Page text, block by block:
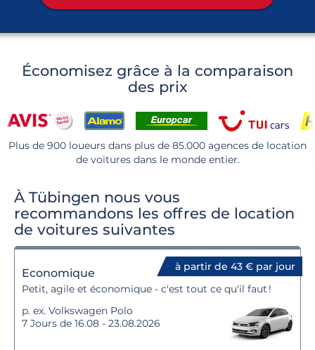
Économisez grâce à la comparaison
des prix
Plus de 900 loueurs dans plus de 85.000 agences de location
de voitures dans le monde entier.
À Tübingen nous vous
recommandons les offres de location
de voitures suivantes
à partir de 43 € par jour
Economique
Petit, agile et économique - c'est tout ce qu'il faut !
p. ex. Volkswagen Polo
7 Jours de 16.08 - 23.08.2026